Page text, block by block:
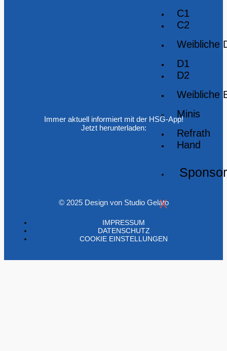
C1
C2
Weibliche
D1
D2
Weibliche
Minis
Refrath
Hand
X
Immer aktuell informiert mit der HSG-App!
Jetzt herunterladen:
© 2025 Design von Studio Gelato
IMPRESSUM
DATENSCHUTZ
COOKIE EINSTELLUNGEN